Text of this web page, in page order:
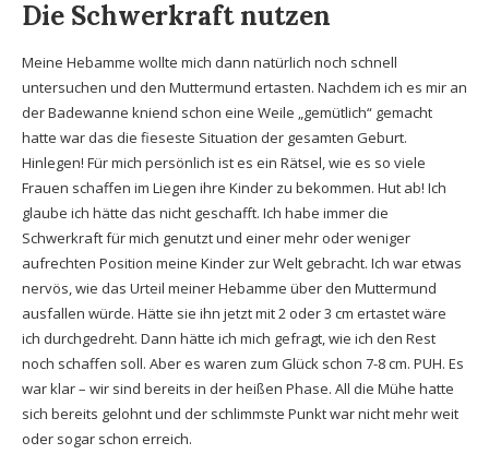
Die Schwerkraft nutzen
Meine Hebamme wollte mich dann natürlich noch schnell
untersuchen und den Muttermund ertasten. Nachdem ich es mir an
der Badewanne kniend schon eine Weile „gemütlich“ gemacht
hatte war das die fieseste Situation der gesamten Geburt.
Hinlegen! Für mich persönlich ist es ein Rätsel, wie es so viele
Frauen schaffen im Liegen ihre Kinder zu bekommen. Hut ab! Ich
glaube ich hätte das nicht geschafft. Ich habe immer die
Schwerkraft für mich genutzt und einer mehr oder weniger
aufrechten Position meine Kinder zur Welt gebracht. Ich war etwas
nervös, wie das Urteil meiner Hebamme über den Muttermund
ausfallen würde. Hätte sie ihn jetzt mit 2 oder 3 cm ertastet wäre
ich durchgedreht. Dann hätte ich mich gefragt, wie ich den Rest
noch schaffen soll. Aber es waren zum Glück schon 7-8 cm. PUH. Es
war klar – wir sind bereits in der heißen Phase. All die Mühe hatte
sich bereits gelohnt und der schlimmste Punkt war nicht mehr weit
oder sogar schon erreich.